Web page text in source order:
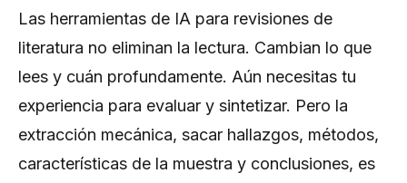
Las herramientas de IA para revisiones de
literatura no eliminan la lectura. Cambian lo que
lees y cuán profundamente. Aún necesitas tu
experiencia para evaluar y sintetizar. Pero la
extracción mecánica, sacar hallazgos, métodos,
características de la muestra y conclusiones, es